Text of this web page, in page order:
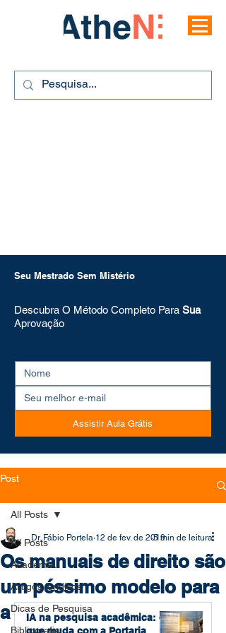
Seu Mestrado Sem Mistério
Descubra O Método Completo Para Sua
Aprovação
Assistir Aula Grátis
Post
All Posts
Academia
Artigos jurídicos
Dicas de Pesquisa
Bibliografia
All Posts
Os manuais de direito são
um péssimo modelo para
a pesquisa jurídica
Dr. Fábio Portela 12 de fev. de 20195 min de leitura
IA na pesquisa acadêmica: o